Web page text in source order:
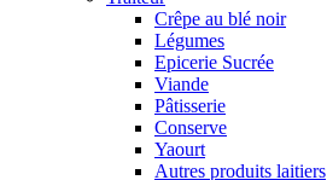
Crêpe au blé noir
Légumes
Epicerie Sucrée
Viande
Pâtisserie
Conserve
Yaourt
Autres produits laitiers